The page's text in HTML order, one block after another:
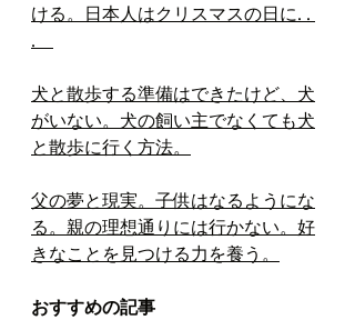
ける。日本人はクリスマスの日に. .
.
犬と散歩する準備はできたけど、犬
がいない。犬の飼い主でなくても犬
と散歩に行く方法。
父の夢と現実。子供はなるようにな
る。親の理想通りには行かない。好
きなことを見つける力を養う。
おすすめの記事